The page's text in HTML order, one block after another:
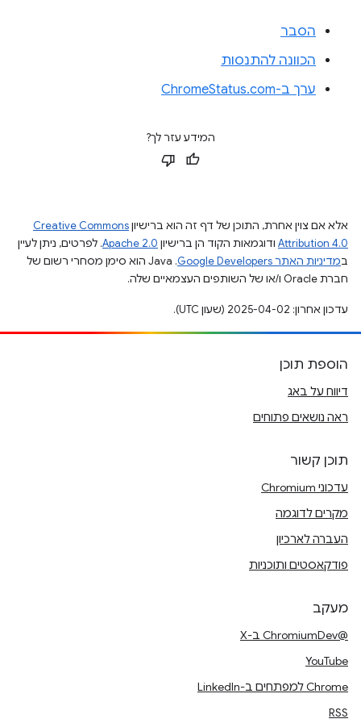
הסבר
הכוונה להתנסות
ערך ב-ChromeStatus.com
המידע עזר לך?
אלא אם צוין אחרת, התוכן של דף זה הוא ברישיוןCreative Commons
Attribution 4.0 ודוגמאות הקוד הן ברישיון Apache 2.0. לפרטים, ניתן לעיין
במדיניות האתר Google Developers‏
.‏ Java הוא סימן מסחרי רשום של
חברת Oracle ו/או של השותפים העצמאיים שלה.
עדכון אחרון: 2025-04-02 (שעון UTC).
הוספת תוכן
דיווח על באג
ראה נושאים פתוחים
תוכן קשור
עדכוני Chromium
מקרים לדוגמה
העברה לארכיון
פודקאסטים ותוכניות
מעקב
@ChromiumDev ב-X
YouTube
Chrome למפתחים ב-LinkedIn
RSS